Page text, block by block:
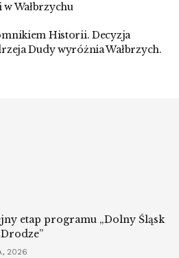
Wałbrzychu
Historii. Decyzja
Dudy wyróżnia Wałbrzych.
etap programu „Dolny Śląsk
2026